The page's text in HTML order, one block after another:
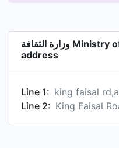
partnerships with
companies.
وزارة الثقافة Ministry of Culture's headquarter
address
Line 1:
Line 2: King Faisal